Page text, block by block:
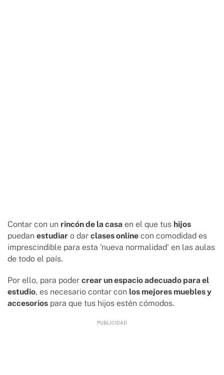
Contar con un rincón de la casa en el que tus hijos
puedan estudiar o dar clases online con comodidad es
imprescindible para esta 'nueva normalidad' en las aulas
de todo el país.
Por ello, para poder crear un espacio adecuado para el
estudio, es necesario contar con los mejores muebles y
accesorios para que tus hijos estén cómodos.